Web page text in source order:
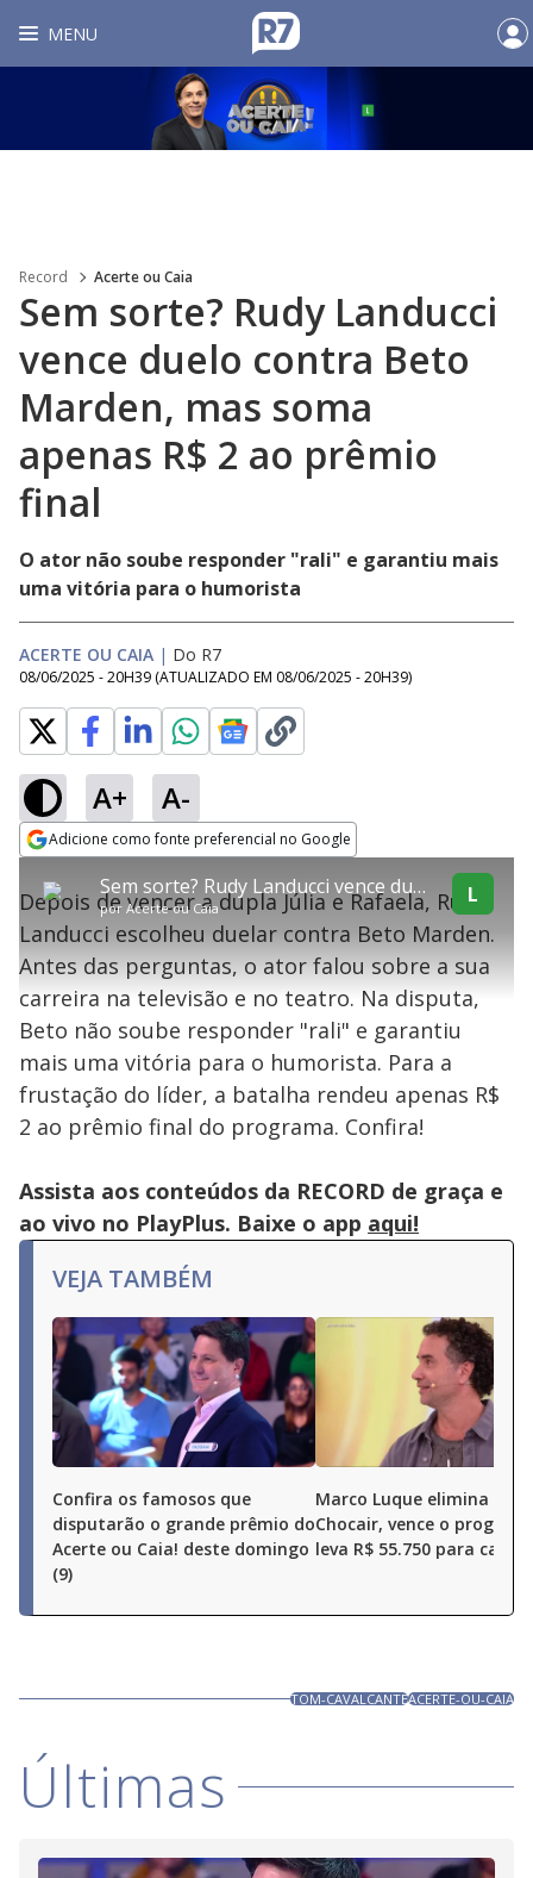
MENU
Record Acerte ou Caia
Sem sorte? Rudy Landucci
vence duelo contra Beto
Marden, mas soma
apenas R$ 2 ao prêmio
final
O ator não soube responder "rali" e garantiu mais
uma vitória para o humorista
ACERTE OU CAIA | Do R7
08/06/2025 - 20H39 (ATUALIZADO EM 08/06/2025 - 20H39)
A+ A-
Adicione como fonte preferencial no Google
a
modal
window.
modal
be
by
the
Escape
key
or
activating
button.
explore
Conteúdo bloqueado
Lamentamos, mas o vídeo que está tentando assisitr é de exibição
exclusiva em território brasileiro :-(
Sem sorte? Rudy Landucci vence duelo contra Beto Marden, mas soma apenas R$ 2 ao prêmio final
por Acerte ou Caia
L
Depois de vencer a dupla Júlia e Rafaela, Rudy
Landucci escolheu duelar contra Beto Marden.
Antes das perguntas, o ator falou sobre a sua
carreira na televisão e no teatro. Na disputa,
Beto não soube responder "rali" e garantiu
mais uma vitória para o humorista. Para a
frustação do líder, a batalha rendeu apenas R$
2 ao prêmio final do programa. Confira!
Assista aos conteúdos da RECORD de graça e
ao vivo no PlayPlus. Baixe o app aqui!
VEJA TAMBÉM
Confira os famosos que
disputarão o grande prêmio do
Acerte ou Caia! deste domingo
(9)
Marco Luque elimina
Chocair, vence o
leva R$ 55.750 para casa
TOM-CAVALCANTEACERTE-OU-CAIA
Últimas